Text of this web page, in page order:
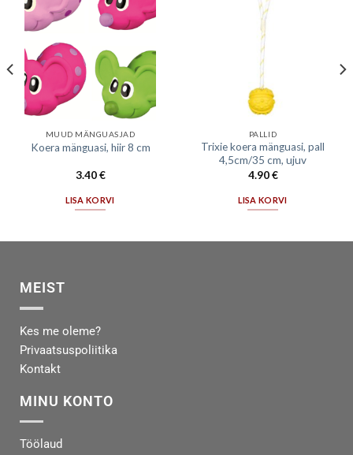
MUUD MÄNGUASJAD
Koera mänguasi, hiir 8 cm
3.40€
LISA KORVI
PALLID
Trixie koera mänguasi, pall
4,5cm/35 cm, ujuv
4.90€
LISA KORVI
MEIST
Kes me oleme?
Privaatsuspoliitika
Kontakt
MINU KONTO
Töölaud